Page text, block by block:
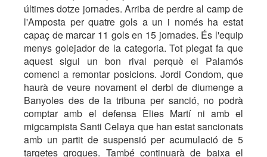
últimes dotze jornades. Arriba de perdre al camp de
l'Amposta per quatre gols a un i només ha estat
capaç de marcar 11 gols en 15 jornades. És l'equip
menys golejador de la categoria. Tot plegat fa que
aquest sigui un bon rival perquè el Palamós
comenci a remontar posicions. Jordi Condom, que
haurà de veure novament el derbi de diumenge a
Banyoles des de la tribuna per sanció, no podrà
comptar amb el defensa Elies Martí ni amb el
migcampista Santi Celaya que han estat sancionats
amb un partit de suspensió per acumulació de 5
targetes grogues. També continuarà de baixa el